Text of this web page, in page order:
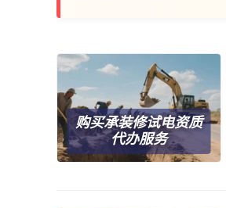
购买承装修试电资质
代办服务